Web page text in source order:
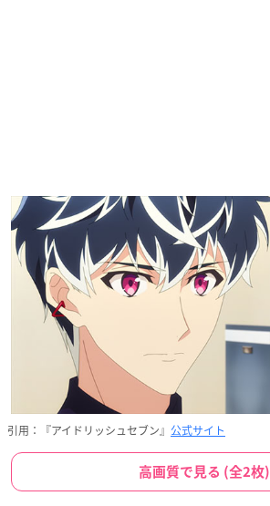
引用：『アイドリッシュセブン』 公式サイト
高画質で見る (全2枚)